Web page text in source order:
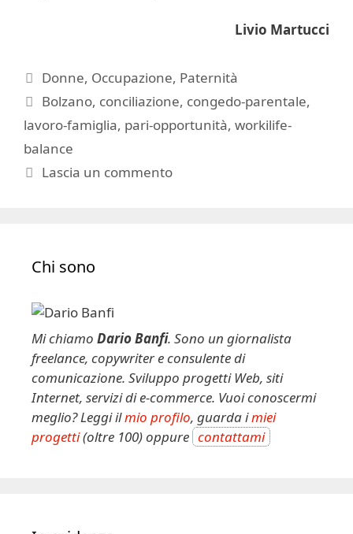
Livio Martucci
Categorie
Donne, Occupazione, Paternità
Tag
Bolzano, conciliazione, congedo-parentale,
lavoro-famiglia, pari-opportunità, workilife-
balance
Lascia un commento
Chi sono
Mi chiamo Dario Banfi. Sono un giornalista
freelance, copywriter e consulente di
comunicazione. Sviluppo progetti Web, siti
Internet, servizi di e-commerce. Vuoi conoscermi
meglio? Leggi ilmio profilo, guarda imiei
progetti(oltre 100) oppure contattami